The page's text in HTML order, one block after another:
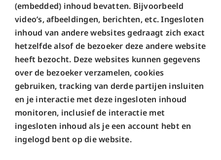
(embedded) inhoud bevatten. Bijvoorbeeld
video’s, afbeeldingen, berichten, etc. Ingesloten
inhoud van andere websites gedraagt zich exact
hetzelfde alsof de bezoeker deze andere website
heeft bezocht. Deze websites kunnen gegevens
over de bezoeker verzamelen, cookies
gebruiken, tracking van derde partijen insluiten
en je interactie met deze ingesloten inhoud
monitoren, inclusief de interactie met
ingesloten inhoud als je een account hebt en
ingelogd bent op die website.